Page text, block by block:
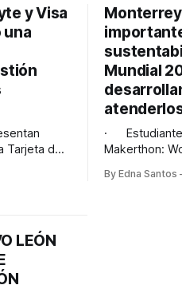
y Visa
una
Tarjeta de
la
- La
retos
Mundial
·
Makerthon:
Monterrey,
By Edna Santos
LEÓN